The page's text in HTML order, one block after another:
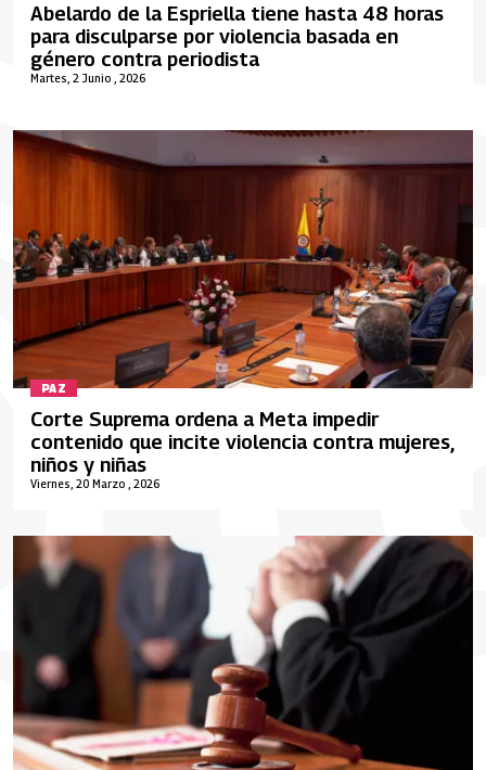
Martes, 2 Junio , 2026
Abelardo de la Espriella tiene hasta 48 horas
para disculparse por violencia basada en
género contra periodista
PAZ
Viernes, 20 Marzo , 2026
Corte Suprema ordena a Meta impedir
contenido que incite violencia contra mujeres,
niños y niñas